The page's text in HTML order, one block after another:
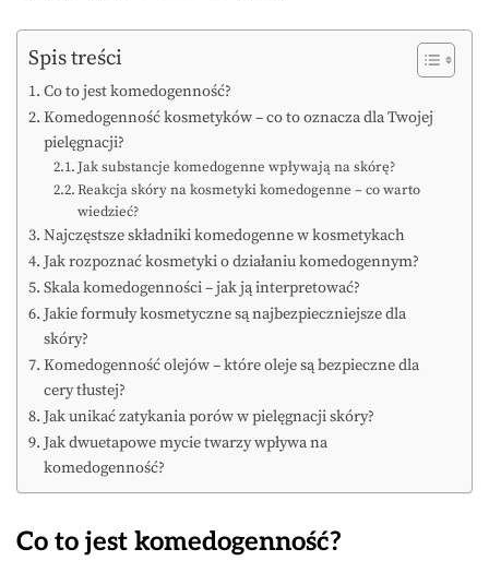
Spis treści
Co to jest komedogenność?
Komedogenność kosmetyków – co to oznacza dla Twojej
pielęgnacji?
Jak substancje komedogenne wpływają na skórę?
Reakcja skóry na kosmetyki komedogenne – co warto
wiedzieć?
Najczęstsze składniki komedogenne w kosmetykach
Jak rozpoznać kosmetyki o działaniu komedogennym?
Skala komedogenności – jak ją interpretować?
Jakie formuły kosmetyczne są najbezpieczniejsze dla
skóry?
Komedogenność olejów – które oleje są bezpieczne dla
cery tłustej?
Jak unikać zatykania porów w pielęgnacji skóry?
Jak dwuetapowe mycie twarzy wpływa na
komedogenność?
Co to jest komedogenność?